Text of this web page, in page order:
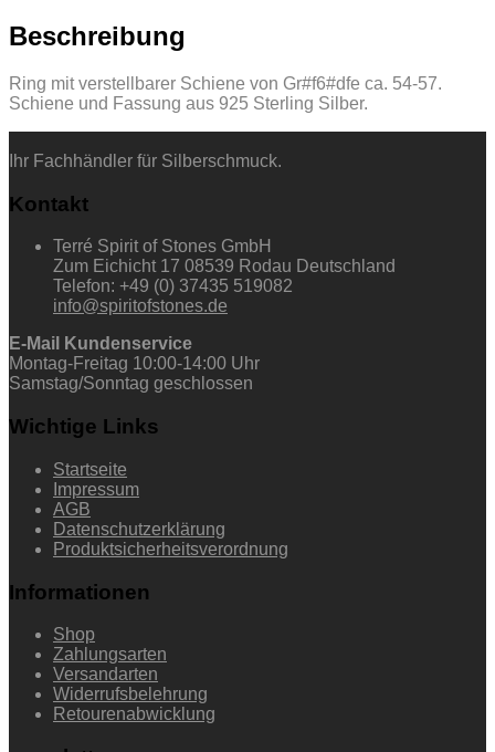
Beschreibung
Ring mit verstellbarer Schiene von Gr#f6#dfe ca. 54-57.
Schiene und Fassung aus 925 Sterling Silber.
Ihr Fachhändler für Silberschmuck.
Kontakt
Terré Spirit of Stones GmbH
Zum Eichicht 17 08539 Rodau Deutschland
Telefon: +49 (0) 37435 519082
info@spiritofstones.de
E-Mail Kundenservice
Montag-Freitag 10:00-14:00 Uhr
Samstag/Sonntag geschlossen
Wichtige Links
Startseite
Impressum
AGB
Datenschutzerklärung
Produktsicherheitsverordnung
Informationen
Shop
Zahlungsarten
Versandarten
Widerrufsbelehrung
Retourenabwicklung